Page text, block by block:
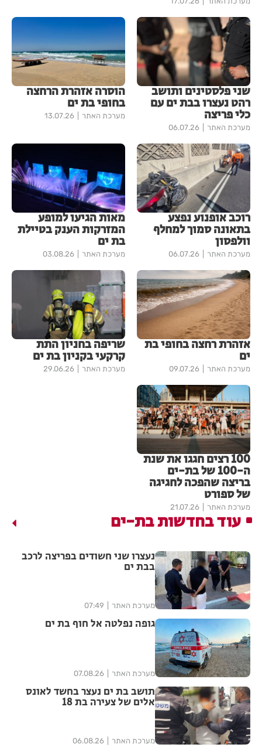
שני פלסטינים ותושב
רהט נעצרו בבת ים עם
כלי פריצה
מערכת האתר 06.07.26
הוסרה אזהרת הרחצה
בחופי בת ים
מערכת האתר 13.07.26
רוכב אופנוע נפצע
בתאונה סמוך למחלף
וולפסון
מערכת האתר 06.07.26
מאות הגיעו למופע
המזרקות הענק בטיילת
בת ים
מערכת האתר 03.08.26
אזהרת רחצה בחופי בת
ים
מערכת האתר 09.07.26
שריפה בחניון התת
קרקעי בקניון בת ים
מערכת האתר 29.06.26
100 רצים חגגו את שנת
ה-100 של בת-ים
בריצה שהפכה לחגיגה
של ספורט
מערכת האתר 21.07.26
עוד בחדשות בת-ים
נעצרו שני חשודים בפריצה לרכב
בבת ים
מערכת האתר 07:49
גופה נפלטה אל חוף בת ים
מערכת האתר 07.08.26
תושב בת ים נעצר בחשד לאונס
אלים של צעירה בת 18
מערכת האתר 06.08.26